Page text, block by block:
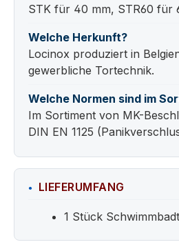
STK für 40 mm, STR60 für
Welche Herkunft?
Locinox produziert in
gewerbliche Tortechnik.
Welche Normen sind im
Im Sortiment von MK-
DIN EN 1125
LIEFERUMFANG
1 Stück